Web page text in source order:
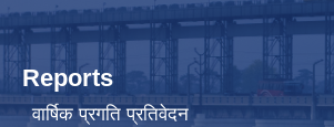
Reports
वार्षिक प्रगति प्रतिवेदन